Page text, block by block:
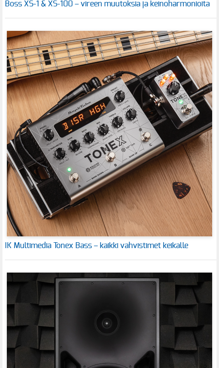
Boss XS-1 & XS-100 – vireen muutoksia ja keinoharmonioita
IK Multimedia Tonex Bass – kaikki vahvistimet keikalle